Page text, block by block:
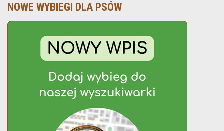
NOWE WYBIEGI DLA PSÓW